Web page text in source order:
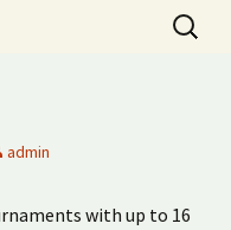
Suche
nach:
admin
with up to 16